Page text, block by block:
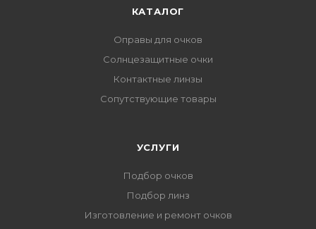
КАТАЛОГ
Оправы для очков
Солнцезащитные очки
Контактные линзы
Сопутствующие товары
УСЛУГИ
Подбор очков
Подбор линз
Изготовление и ремонт очков